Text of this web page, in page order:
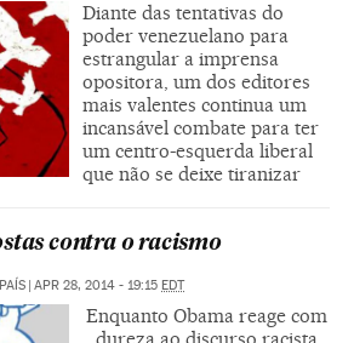
Diante das tentativas do
poder venezuelano para
estrangular a imprensa
opositora, um dos editores
mais valentes continua um
incansável combate para ter
um centro-esquerda liberal
que não se deixe tiranizar
contra o racismo
APR 28, 2014 - 19:15 EDT
Enquanto Obama reage com